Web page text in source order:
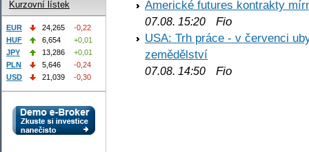
Americké futures kontrakty
07.08. 15:20 Fio
USA: Trh práce - v červenci
zemědělství
07.08. 14:50 Fio
Kurzovní lístek
EUR 24,265
-0,22
HUF
6,654
+0,01
JPY
13,286
+0,01
PLN
5,646
-0,24
USD
21,039 -0,30